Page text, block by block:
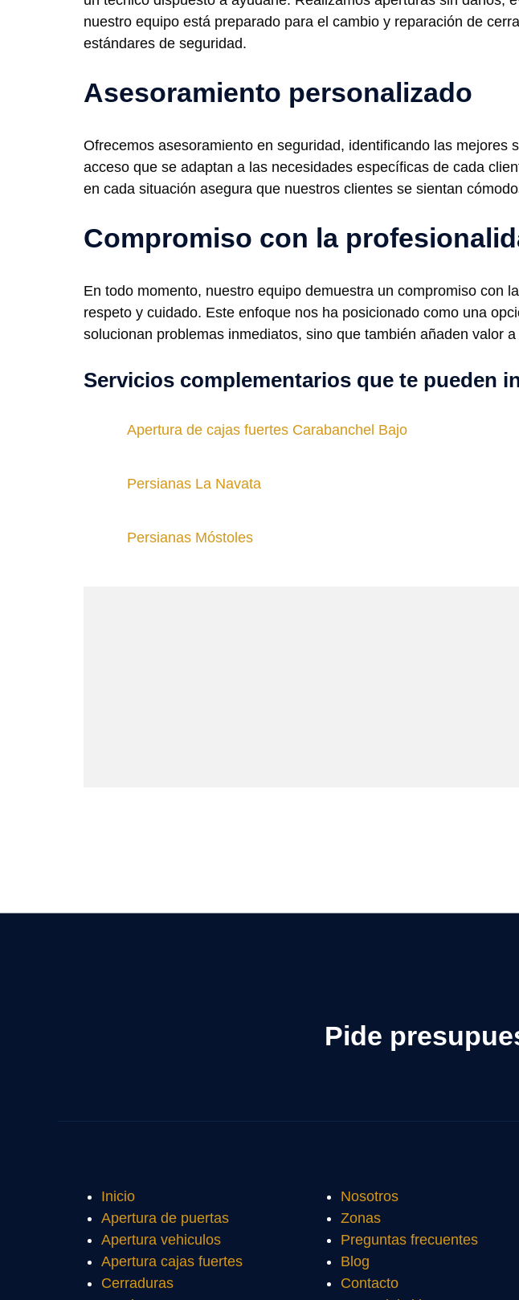
nuestro equipo está preparado para el cambio y reparación de
estándares de seguridad.
Asesoramiento personalizado
Ofrecemos asesoramiento en seguridad, identificando las
acceso que se adaptan a las necesidades específicas de cada
en cada situación asegura que nuestros clientes se sientan
Compromiso con la
En todo momento, nuestro equipo demuestra un compromiso con
respeto y cuidado. Este enfoque nos ha posicionado como una
solucionan problemas inmediatos, sino que también añaden valor
Servicios complementarios que te pueden
Apertura de cajas fuertes Carabanchel Bajo
Persianas La Navata
Persianas Móstoles
Pide
Inicio
Apertura de puertas
Apertura vehiculos
Apertura cajas fuertes
Cerraduras
Nosotros
Zonas
Preguntas frecuentes
Blog
Contacto